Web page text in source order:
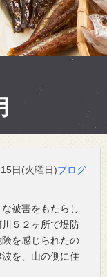
日(火曜日)ブログ
被害をもたらし
５２ヶ所で堤防
を感じられたの
を、山の側に住